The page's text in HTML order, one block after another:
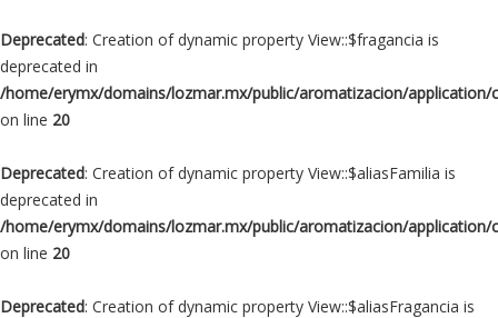
Deprecated: Creation of dynamic property View::$fragancia is
deprecated in
/home/erymx/domains/lozmar.mx/public/aromatizacion/application/
on line 20
Deprecated: Creation of dynamic property View::$aliasFamilia is
deprecated in
/home/erymx/domains/lozmar.mx/public/aromatizacion/application/
on line 20
Deprecated: Creation of dynamic property View::$aliasFragancia is